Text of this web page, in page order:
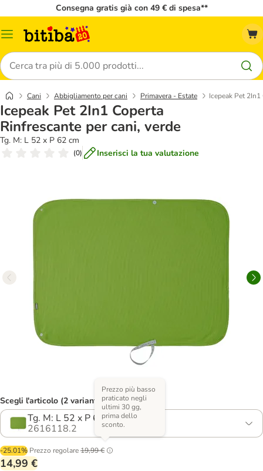
Consegna gratis già con 49 € di spesa**
Overview
Cerca
Cani Abbigliamento per cani Primavera - Estate Icepeak Pet
Icepeak Pet 2In1 Coperta
Rinfrescante per cani, verde
Tg. M: L 52 x P 62 cm
(0) Inserisci la tua valutazione
Scegli l'articolo (2 varianti)
Tg. M: L 52 x P 62 cm
2616118.2
-25.01% Prezzo regolare19,99 €
Prezzo più basso
praticato negli
ultimi 30 gg,
prima dello
sconto.
14,99 €